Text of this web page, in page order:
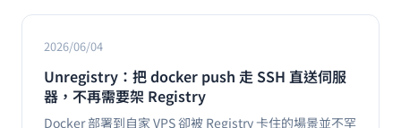
2026/06/04
Unregistry：把 docker push 走 SSH 直送伺服
器，不再需要架 Registry
Docker 部署到自家 VPS 卻被 Registry 卡住的場景並不罕